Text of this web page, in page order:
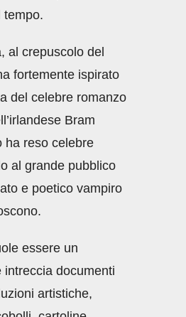
tempo.
al crepuscolo del
fortemente ispirato
del celebre romanzo
Bram
ha reso celebre
al grande pubblico
e poetico vampiro
essere un
intreccia documenti
artistiche,